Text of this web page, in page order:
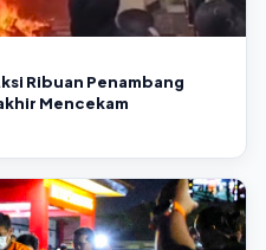
Ribuan Penambang
Timur Berakhir Mencekam